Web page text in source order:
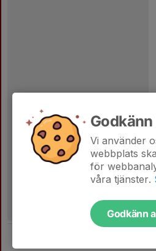
Vi använder
webbplats
för
våra tjänster.
Godkänn